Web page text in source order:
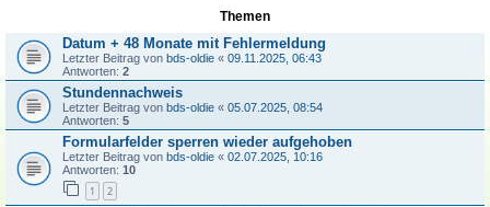
Themen
Datum + 48 Monate mit Fehlermeldung
Letzter Beitrag von bds-oldie « 09.11.2025, 06:43
Antworten: 2
Stundennachweis
Letzter Beitrag von bds-oldie « 05.07.2025, 08:54
Antworten: 5
Formularfelder sperren wieder aufgehoben
Letzter Beitrag von bds-oldie « 02.07.2025, 10:16
Antworten: 10
1 2